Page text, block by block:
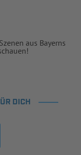
aus Bayerns
DICH